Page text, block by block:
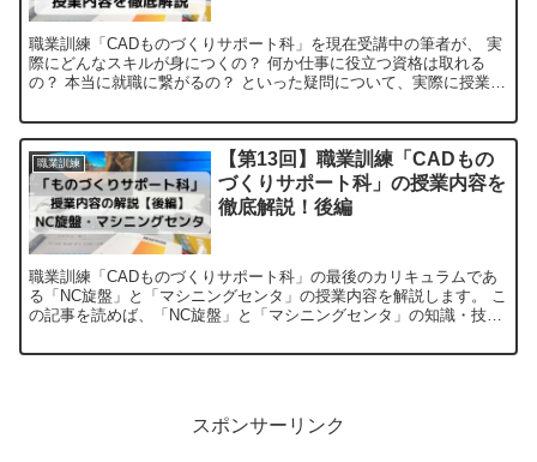
職業訓練「CADものづくりサポート科」を現在受講中の筆者が、 実
際にどんなスキルが身につくの？ 何か仕事に役立つ資格は取れる
の？ 本当に就職に繋がるの？ といった疑問について、実際に授業で
職業訓練
【第13回】職業訓練「CADもの
づくりサポート科」の授業内容を
徹底解説！後編
職業訓練「CADものづくりサポート科」の最後のカリキュラムであ
る「NC旋盤」と「マシニングセンタ」の授業内容を解説します。 こ
の記事を読めば、「NC旋盤」と「マシニングセンタ」の知識・技術
スポンサーリンク